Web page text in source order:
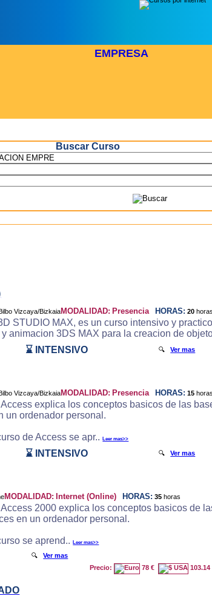
EMPRESA
Buscar Curso
MODALIDAD: Presencia HORAS: 20
STUDIO MAX, es un curso intensivo y
animacion 3DS MAX para la creacion de
⌛ INTENSIVO 🔍Ver mas
MODALIDAD: Presencia HORAS: 15
explica los conceptos basicos de las
un ordenador personal.
de Access se apr..Leer mas>>
⌛ INTENSIVO 🔍Ver mas
MODALIDAD: Internet (Online) HORAS: 35 horas
2000 explica los conceptos basicos de
en un ordenador personal.
se aprend..Leer mas>>
🔍Ver mas
Precio:
78 € 103.14